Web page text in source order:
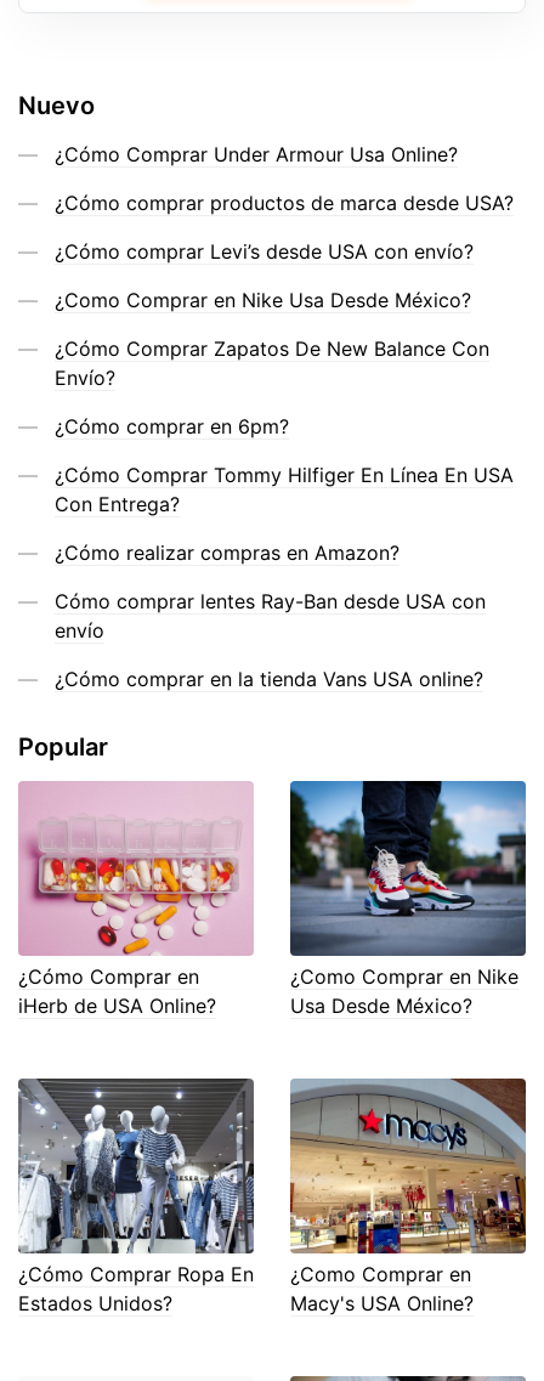
Nuevo
¿Cómo Comprar Under Armour Usa Online?
¿Cómo comprar productos de marca desde USA?
¿Cómo comprar Levi’s desde USA con envío?
¿Como Comprar en Nike Usa Desde México?
¿Cómo Comprar Zapatos De New Balance Con
Envío?
¿Cómo comprar en 6pm?
¿Cómo Comprar Tommy Hilfiger En Línea En USA
Con Entrega?
¿Cómo realizar compras en Amazon?
Cómo comprar lentes Ray-Ban desde USA con
envío
¿Cómo comprar en la tienda Vans USA online?
Popular
¿Cómo Comprar en
iHerb de USA Online?
¿Como Comprar en Nike
Usa Desde México?
¿Cómo Comprar Ropa En
Estados Unidos?
¿Como Comprar en
Macy's USA Online?